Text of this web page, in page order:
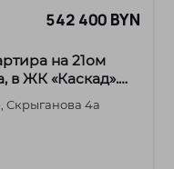
542 400 BYN
на 21ом
в ЖК «Каскад».
Скрыганова 4а